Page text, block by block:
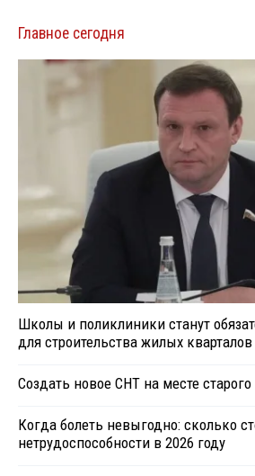
Главное сегодня
Школы и поликлиники станут
для строительства жилых кварталов
Создать новое СНТ на месте
Когда болеть невыгодно: сколько
нетрудоспособности в 2026 году